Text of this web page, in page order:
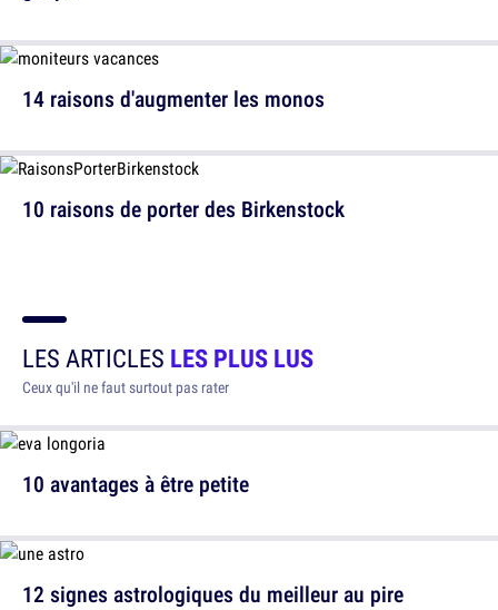
14 raisons d'augmenter les monos
10 raisons de porter des Birkenstock
LES ARTICLES LES PLUS LUS
Ceux qu'il ne faut surtout pas rater
10 avantages à être petite
12 signes astrologiques du meilleur au pire